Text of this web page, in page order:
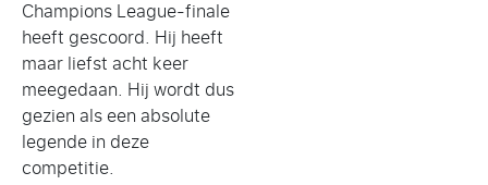
Champions League-finale
heeft gescoord. Hij heeft
maar liefst acht keer
meegedaan. Hij wordt dus
gezien als een absolute
legende in deze
competitie.